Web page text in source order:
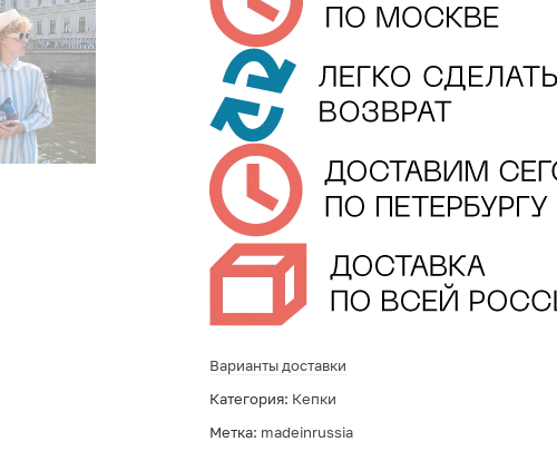
Варианты доставки
Категория: Кепки
Метка: madeinrussia